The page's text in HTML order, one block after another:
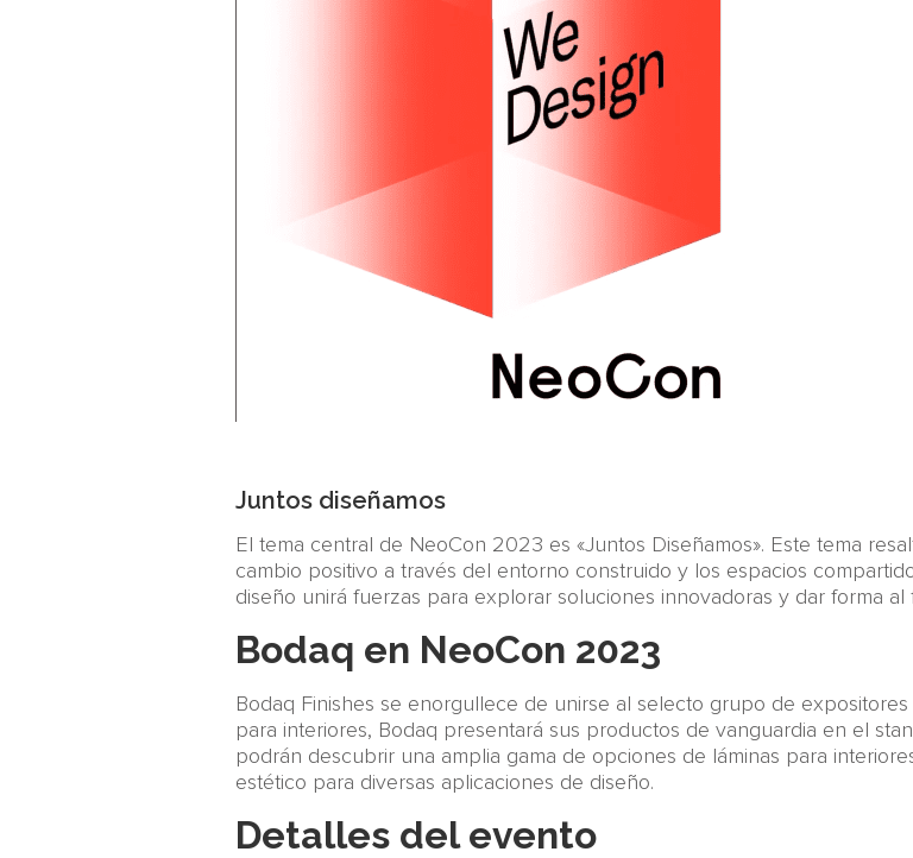
Juntos diseñamos
El tema central de NeoCon 2023 es «Juntos Diseñamos». Este tema
cambio positivo a través del entorno construido y los espacios
diseño unirá fuerzas para explorar soluciones innovadoras y dar forma
Bodaq en NeoCon 2023
Bodaq Finishes se enorgullece de unirse al selecto grupo de expositores
para interiores, Bodaq presentará sus productos de vanguardia en el
podrán descubrir una amplia gama de opciones de láminas para
estético para diversas aplicaciones de diseño.
Detalles del evento